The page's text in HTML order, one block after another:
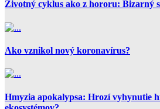
Životný cyklus ako z hororu: Bizarný
Ako vznikol nový koronavírus?
Hmyzia apokalypsa: Hrozí vyhynutie